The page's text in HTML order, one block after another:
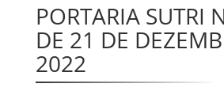
PORTARIA SUTRI
DE 21 DE
2022